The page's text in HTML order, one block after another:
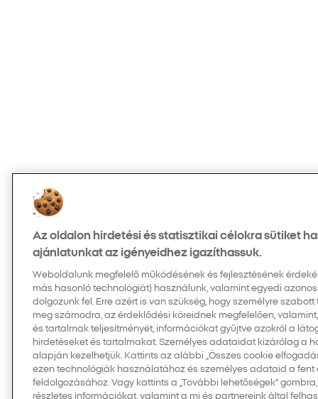
Az oldalon hirdetési és statisztikai célokra sütiket
ajánlatunkat az igényeidhez igazíthassuk.
Weboldalunk megfelelő működésének és fejlesztésének
más hasonló technológiát) használunk, valamint egyedi
dolgozunk fel. Erre azért is van szükség, hogy személyre
meg számodra, az érdeklődési köreidnek megfelelően,
és tartalmak teljesítményét, információkat gyűjtve azokról a
hirdetéseket és tartalmakat. Személyes adataidat kizárólag a
alapján kezelhetjük. Kattints az alábbi „Összes cookie
ezen technológiák használatához és személyes adataid a fent
feldolgozásához. Vagy kattints a „További lehetőségek”
részletes információkat, valamint a mi és partnereink által